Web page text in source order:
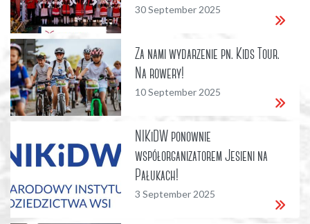
30 September 2025
Za nami wydarzenie pn. Kids Tour.
Na rowery!
10 September 2025
NIKiDW ponownie
współorganizatorem Jesieni na
Pałukach!
3 September 2025